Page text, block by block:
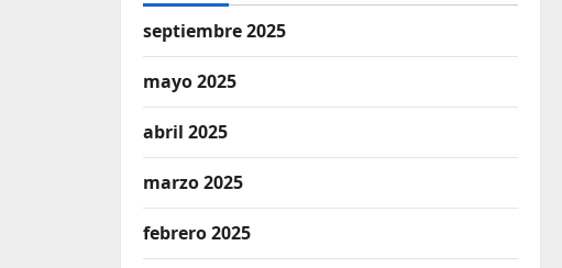
septiembre 2025
mayo 2025
abril 2025
marzo 2025
febrero 2025